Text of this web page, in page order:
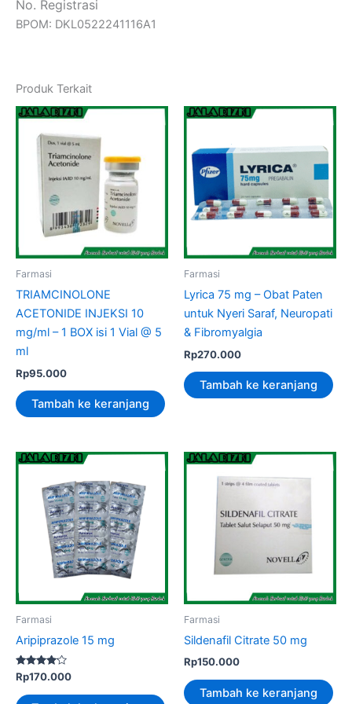
No. Registrasi
BPOM: DKL0522241116A1
Produk Terkait
Farmasi
TRIAMCINOLONE
ACETONIDE INJEKSI 10
mg/ml – 1 BOX isi 1 Vial @ 5
ml
Rp95.000
Tambah ke keranjang
Farmasi
Lyrica 75 mg – Obat Paten
untuk Nyeri Saraf, Neuropati
& Fibromyalgia
Rp270.000
Tambah ke keranjang
Farmasi
Aripiprazole 15 mg
Dinilai
4.00
dari 5
Rp170.000
Farmasi
Sildenafil Citrate 50 mg
Rp150.000
Tambah ke keranjang